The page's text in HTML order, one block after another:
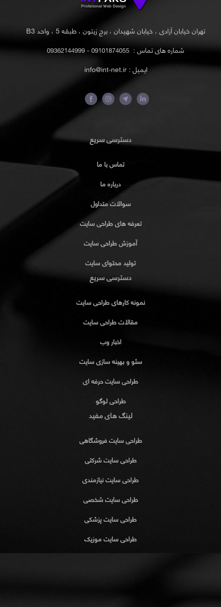
تهران خیابان آزادی ، خیابان شهیدان ، برج زیتون ، طبقه 5 ، واحد B3
شماره های تماس :
ایمیل : info@int-net.ir
دسترسی سریع
تماس با ما
درباره ما
سوالات متداول
تعرفه های طراحی سایت
آموزش طراحی سایت
تولید محتوای سایت
دسترسی سریع
نمونه کارهای طراحی سایت
مقالات طراحی سایت
اخبار وب
سئو و بهینه سازی سایت
طراحی سایت حرفه ای
طراحی لوگو
لینگ های مفید
طراحی سایت فروشگاهی
طراحی سایت شرکتی
طراحی سایت نیازمندی
طراحی سایت شخصی
طراحی سایت پزشکی
طراحی سایت موزیک